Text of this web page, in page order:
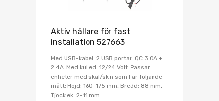
Aktiv hållare för fast
installation 527663
Med USB-kabel. 2 USB portar: QC 3.0A +
2.4A. Med kulled. 12/24 Volt. Passar
enheter med skal/skin som har följande
mått: Höjd: 160-175 mm, Bredd: 88 mm,
Tjocklek: 2-11 mm.